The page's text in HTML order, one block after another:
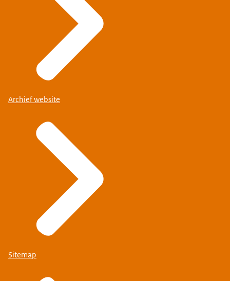
Archief website
Sitemap